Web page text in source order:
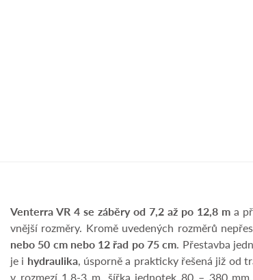
Venterra VR 4 se záběry od 7,2 až po 12,8 m a
vnější rozměry. Kromě uvedených rozměrů
nebo 50 cm nebo 12 řad po 75 cm. Přestavba
je i hydraulika, úsporně a prakticky řešená již od